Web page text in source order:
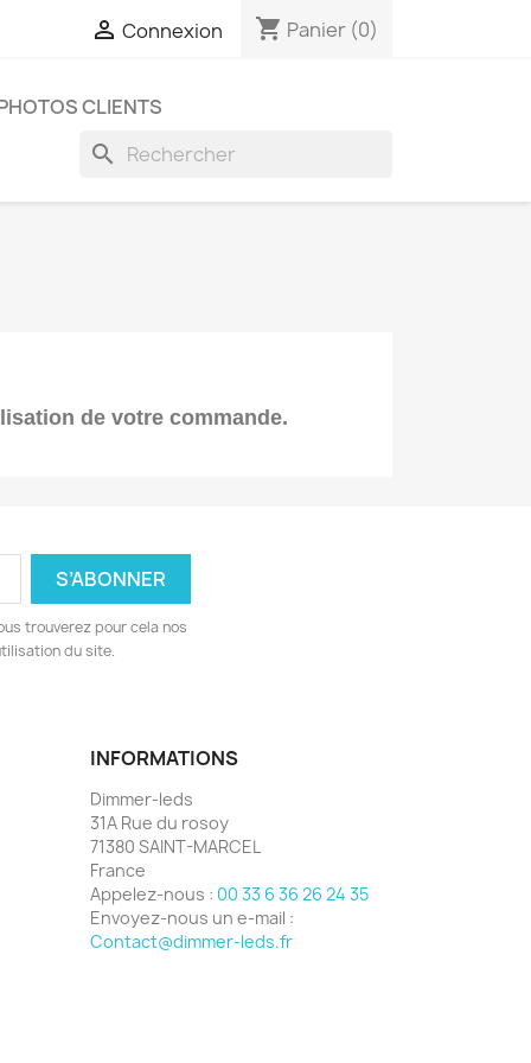
 Connexion shopping_cart Panier (0)
CLIENTS
search
de votre commande.
trouverez pour cela nos
du site.
INFORMATIONS
Dimmer-leds
31A Rue du rosoy
71380 SAINT-MARCEL
France
Appelez-nous : 00 33 6 36 26 24 35
Envoyez-nous un e-mail :
Contact@dimmer-leds.fr